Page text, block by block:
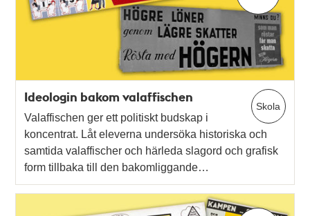
Skola
Ideologin bakom valaffischen
Valaffischen ger ett politiskt budskap i
koncentrat. Låt eleverna undersöka historiska och
samtida valaffischer och härleda slagord och grafisk
form tillbaka till den bakomliggande…